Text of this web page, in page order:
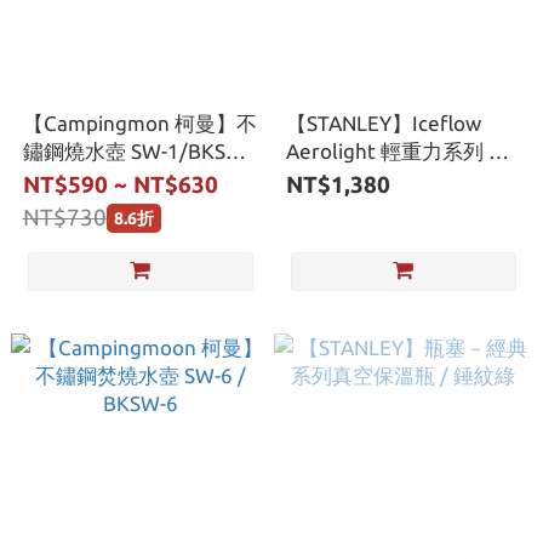
【Campingmon 柯曼】不
鏽鋼燒水壺 SW-1/BKSW-
1
NT$590 ~ NT$630
NT$730 8.6折
【STANLEY】Iceflow
Aerolight 輕重力系列 快
充瓶 0.7L
NT$1,380